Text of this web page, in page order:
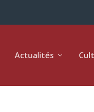
Actualités